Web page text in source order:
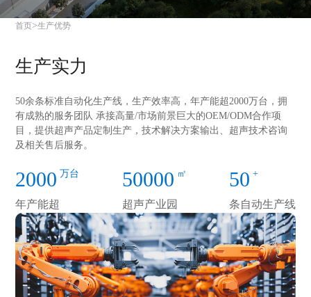
首页>生产优势
生产实力
50余条标准自动化生产线，生产效率高，年产能超2000万台，拥
有成熟的服务团队 承接高量/市场前景巨大的OEM/ODM合作项
目，提供超声产品定制生产，技术解决方案输出、超声技术咨询
及相关售后服务。
2000 万台
年产能超
50000 ㎡
超声产业园
50 +
条自动生产线